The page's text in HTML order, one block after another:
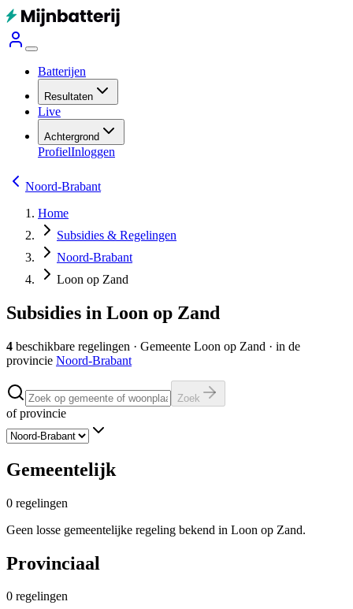
Batterijen
Resultaten
Live
Achtergrond
ProfielInloggen
Noord-Brabant
Home
Subsidies & Regelingen
Noord-Brabant
Loon op Zand
Subsidies in Loon op Zand
4 beschikbare regelingen · Gemeente Loon op Zand · in de
provincie Noord-Brabant
Zoek
of provincie
Gemeentelijk
0 regelingen
Geen losse gemeentelijke regeling bekend in Loon op Zand.
Provinciaal
0 regelingen